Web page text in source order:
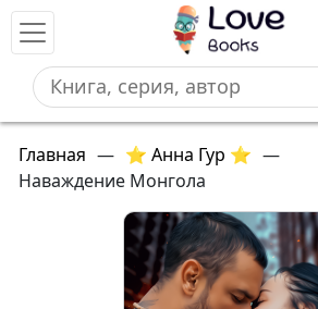
Главная — ⭐ Анна Гур ⭐ —
Наваждение Монгола